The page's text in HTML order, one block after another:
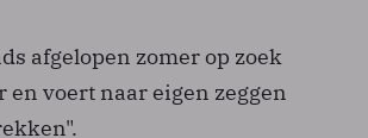
afgelopen zomer op zoek
en voert naar eigen zeggen